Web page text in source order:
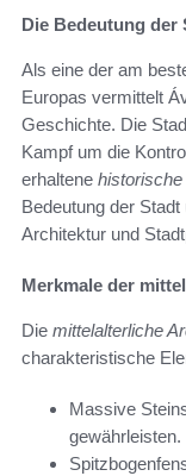
Die Bedeutung
Als eine der am
Europas vermittelt
Geschichte. Die
Kampf um die
erhaltene
Bedeutung der
Architektur und
Merkmale der
Die mittelalterliche
charakteristische
Massive
gewährleisten.